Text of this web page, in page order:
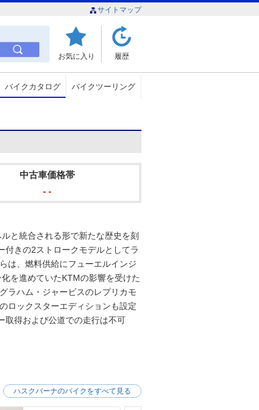
サイトマップ
お気に入り 履歴
バイクカタログ バイクツーリング
中古車価格帯
- -
と統合される形で新たな歴史を刻
きの2ストロークモデルとしてラ
は、燃料供給にフューエルインジ
を進めていたKTMの影響を受けた
ラハム・ジャービスのレプリカモ
ロックスターエディションも設定
取得および公道での走行は不可
ハスクバーナのバイクをすべて見る